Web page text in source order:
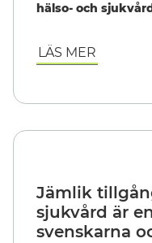
hälso- och
LÄS MER
Jämlik
sjukvård är
svenskarna